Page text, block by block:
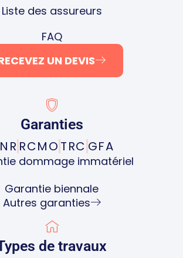
Liste des assureurs
FAQ
UN DEVIS
Garanties
RCMO TRC GFA
dommage immatériel
Garantie biennale
Autres garanties
de travaux